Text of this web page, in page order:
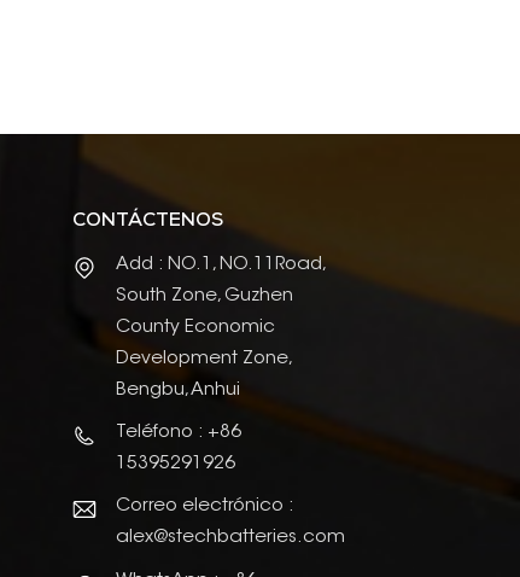
CONTÁCTENOS
Add : NO.1, NO.11Road,
South Zone, Guzhen
County Economic
Development Zone,
Bengbu, Anhui
Teléfono : +86
15395291926
Correo electrónico :
alex@stechbatteries.com